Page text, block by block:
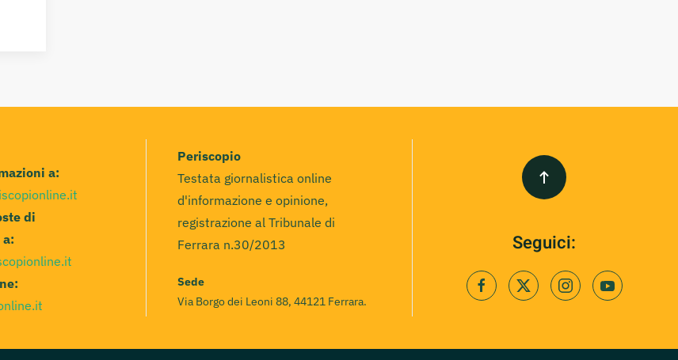
a:
di
Periscopio
Testata giornalistica online
d'informazione e opinione,
registrazione al Tribunale di
Ferrara n.30/2013
Sede
Via Borgo dei Leoni 88, 44121 Ferrara.
Seguici: